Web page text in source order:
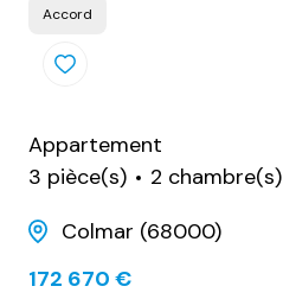
Accord
Appartement
3 pièce(s)
2 chambre(s)
Colmar (68000)
172 670 €